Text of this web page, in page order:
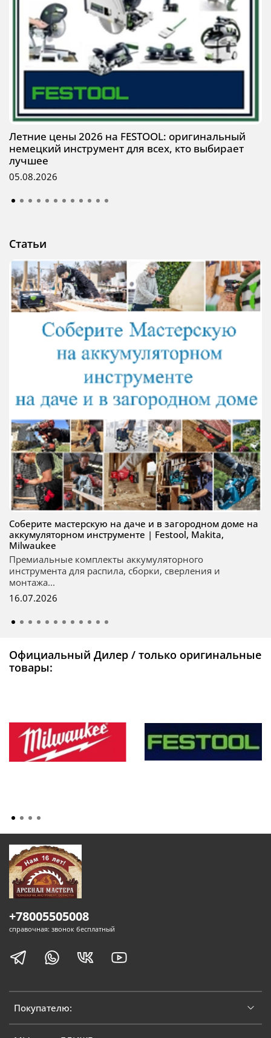
Летние цены 2026 на FESTOOL: оригинальный
немецкий инструмент для всех, кто выбирает
лучшее
05.08.2026
Статьи
Соберите мастерскую на даче и в загородном доме на
аккумуляторном инструменте | Festool, Makita,
Milwaukee
Премиальные комплекты аккумуляторного
инструмента для распила, сборки, сверления и
монтажа...
16.07.2026
Официальный Дилер / только оригинальные
товары:
Покупателю:
+78005505008
справочная: звонок бесплатный